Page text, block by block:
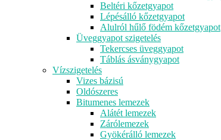
Beltéri kőzetgyapot
Lépésálló kőzetgyapot
Alulról hűlő födém kőzetgyapot
Üveggyapot szigetelés
Tekercses üveggyapot
Táblás ásványgyapot
Vízszigetelés
Vizes bázisú
Oldószeres
Bitumenes lemezek
Alátét lemezek
Zárólemezek
Gyökérálló lemezek